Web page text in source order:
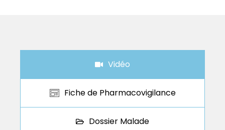
Vidéo
Fiche de Pharmacovigilance
Dossier Malade